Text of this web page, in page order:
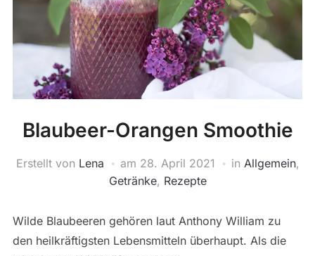
Blaubeer-Orangen Smoothie
Erstellt von Lena am 28. April 2021 in Allgemein,
Getränke, Rezepte
Wilde Blaubeeren gehören laut Anthony William zu
den heilkräftigsten Lebensmitteln überhaupt. Als die